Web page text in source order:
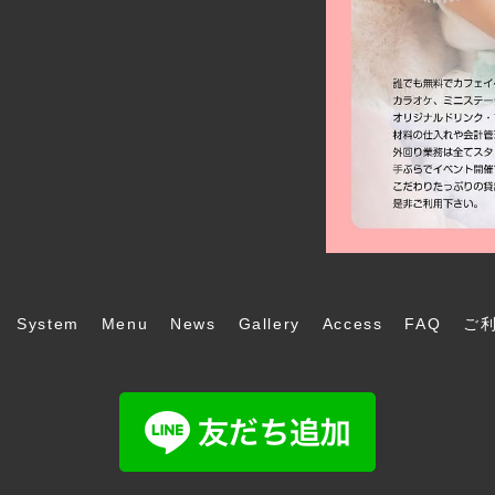
System Menu News Gallery Access FAQ ご